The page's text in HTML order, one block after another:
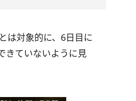
は対象的に、6日目に
きていないように見